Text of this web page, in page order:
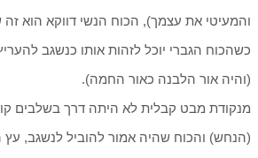
והמעיטי את עצמך), הכוח הנשי דווקא הוא
כשהכוח הגברי יוכל לזהות אותו כנשגב
(והיה אור הלבנה כאור החמה).
מנקודת מבט קבלית לא היתה דרך בשלבים
(הנחש) והכוח שהיה אמור להוביל לנשגב, עץ